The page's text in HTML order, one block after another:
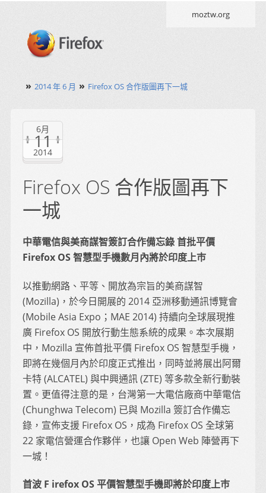
moztw.org
» 2014 年 6 月 » Firefox OS 合作版圖再下一城
6月
11
2014
Firefox OS 合作版圖再下
一城
中華電信與美商謀智簽訂合作備忘錄 首批平價
Firefox OS 智慧型手機數月內將於印度上巿
以推動網路、平等、開放為宗旨的美商謀智
(Mozilla)，於今日開展的 2014 亞洲移動通訊博覽會
(Mobile Asia Expo；MAE 2014) 持續向全球展現推
廣 Firefox OS 開放行動生態系統的成果。本次展期
中，Mozilla 宣佈首批平價 Firefox OS 智慧型手機，
即將在幾個月內於印度正式推出，同時並將展出阿爾
卡特 (ALCATEL) 與中興通訊 (ZTE) 等多款全新行動裝
置。更值得注意的是，台灣第一大電信廠商中華電信
(Chunghwa Telecom) 已與 Mozilla 簽訂合作備忘
錄，宣佈支援 Firefox OS，成為 Firefox OS 全球第
22 家電信營運合作夥伴，也讓 Open Web 陣營再下
一城！
首波 F irefox OS 平價智慧型手機即將於印度上巿